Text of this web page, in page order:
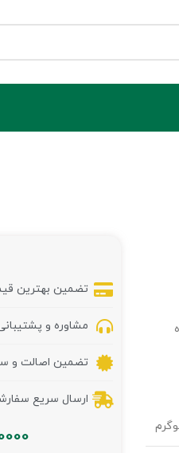
تضمین بهترین
مشاوره و
تضمین اصالت و
ارسال سریع